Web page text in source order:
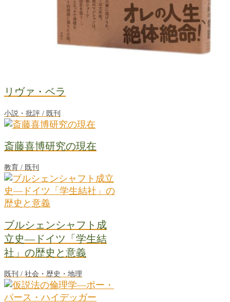
リヴァ・ベラ
小説・批評 / 既刊
斎藤喜博研究の現在
教育 / 既刊
ブルシェンシャフト成
立史―ドイツ「学生結
社」の歴史と意義
既刊 / 社会・歴史・地理